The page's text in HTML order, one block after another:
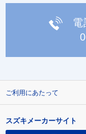
ご利用にあたって
スズキメーカーサイト